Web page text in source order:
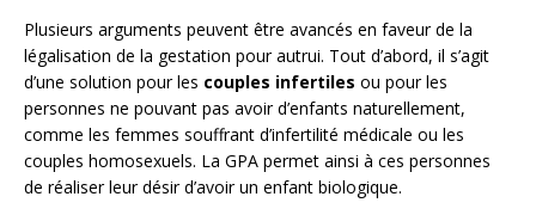
Plusieurs arguments peuvent être avancés en faveur de la
légalisation de la gestation pour autrui. Tout d’abord, il s’agit
d’une solution pour les couples infertiles ou pour les
personnes ne pouvant pas avoir d’enfants naturellement,
comme les femmes souffrant d’infertilité médicale ou les
couples homosexuels. La GPA permet ainsi à ces personnes
de réaliser leur désir d’avoir un enfant biologique.